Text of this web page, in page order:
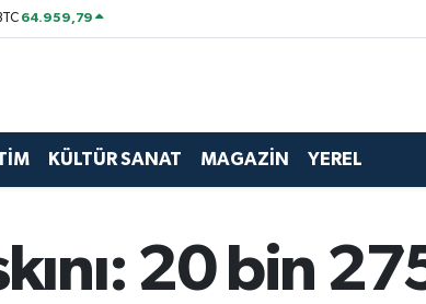
64.959,79
KÜLTÜR SANAT MAGAZİN YEREL
20 bin